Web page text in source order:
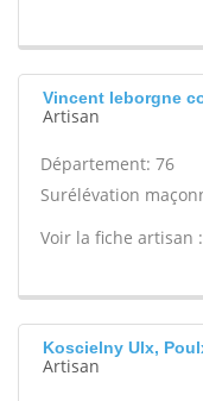
Vincent leborgne
Artisan
Département: 76
Surélévation
Voir la fiche artisan :
Koscielny Ulx,
Artisan